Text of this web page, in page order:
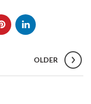
OLDER